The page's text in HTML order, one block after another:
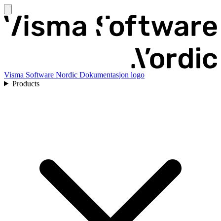
Visma Software Nordic Dokumentasjon logo
Products